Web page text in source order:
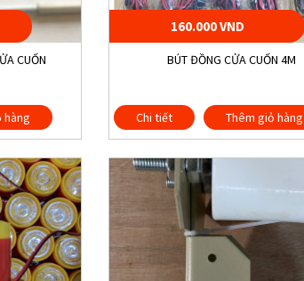
CUỐN
hàng
160.000 VND
BÚT ĐỒNG CỬA CUỐN 4M
Chi tiết Thêm giỏ hàng